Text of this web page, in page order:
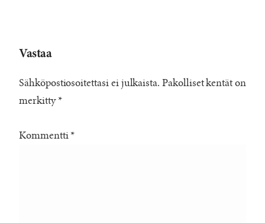
Vastaa
Sähköpostiosoitettasi ei julkaista. Pakolliset kentät on
merkitty *
Kommentti *